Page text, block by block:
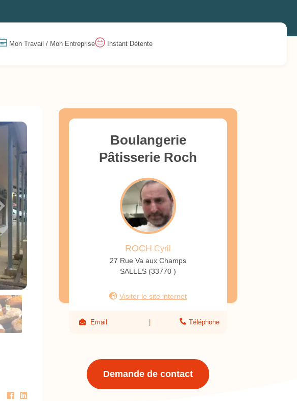
Mon Travail / Mon Entreprise Instant Détente
Next
Boulangerie
Pâtisserie Roch
ROCH Cyril
27 Rue Va aux Champs
SALLES (33770 )
Visiter le site internet
Email Téléphone
Demande de contact